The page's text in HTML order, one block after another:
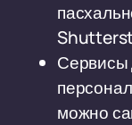
Сервисы
можно